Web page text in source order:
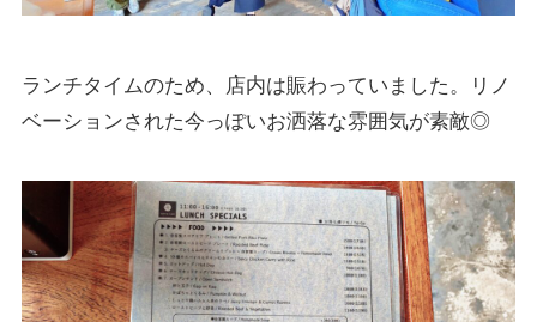
ランチタイムのため、店内は賑わっていました。リノ
ベーションされた今っぽいお洒落な雰囲気が素敵◎